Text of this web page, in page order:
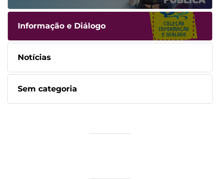
Informação e Diálogo
Notícias
Sem categoria